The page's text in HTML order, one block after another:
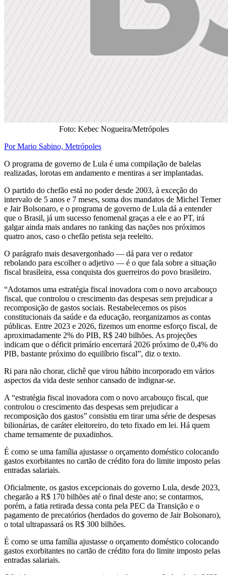
Foto: Kebec Nogueira/Metrópoles
Por Mario Sabino, Metrópoles
O programa de governo de Lula é uma compilação de balelas
realizadas, lorotas em andamento e mentiras a ser implantadas.
O partido do chefão está no poder desde 2003, à exceção do
intervalo de 5 anos e 7 meses, soma dos mandatos de Michel Temer
e Jair Bolsonaro, e o programa de governo de Lula dá a entender
que o Brasil, já um sucesso fenomenal graças a ele e ao PT, irá
galgar ainda mais andares no ranking das nações nos próximos
quatro anos, caso o chefão petista seja reeleito.
O parágrafo mais desavergonhado — dá para ver o redator
rebolando para escolher o adjetivo — é o que fala sobre a situação
fiscal brasileira, essa conquista dos guerreiros do povo brasileiro.
“Adotamos uma estratégia fiscal inovadora com o novo arcabouço
fiscal, que controlou o crescimento das despesas sem prejudicar a
recomposição de gastos sociais. Restabelecemos os pisos
constitucionais da saúde e da educação, reorganizamos as contas
públicas. Entre 2023 e 2026, fizemos um enorme esforço fiscal, de
aproximadamente 2% do PIB, R$ 240 bilhões. As projeções
indicam que o déficit primário encerrará 2026 próximo de 0,4% do
PIB, bastante próximo do equilíbrio fiscal”, diz o texto.
Ri para não chorar, clichê que virou hábito incorporado em vários
aspectos da vida deste senhor cansado de indignar-se.
A “estratégia fiscal inovadora com o novo arcabouço fiscal, que
controlou o crescimento das despesas sem prejudicar a
recomposição dos gastos” consistiu em tirar uma série de despesas
bilionárias, de caráter eleitoreiro, do teto fixado em lei. Há quem
chame ternamente de puxadinhos.
É como se uma família ajustasse o orçamento doméstico colocando
gastos exorbitantes no cartão de crédito fora do limite imposto pelas
entradas salariais.
Oficialmente, os gastos excepcionais do governo Lula, desde 2023,
chegarão a R$ 170 bilhões até o final deste ano; se contarmos,
porém, a fatia retirada dessa conta pela PEC da Transição e o
pagamento de precatórios (herdados do governo de Jair Bolsonaro),
o total ultrapassará os R$ 300 bilhões.
É como se uma família ajustasse o orçamento doméstico colocando
gastos exorbitantes no cartão de crédito fora do limite imposto pelas
entradas salariais.